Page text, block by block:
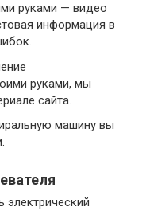
руками — видео
информация в
руками, мы
сайта.
машину вы
электрический